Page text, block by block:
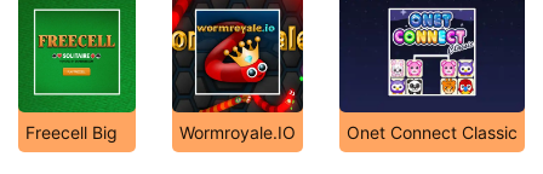
Freecell Big Wormroyale.IO Onet Connect Classic